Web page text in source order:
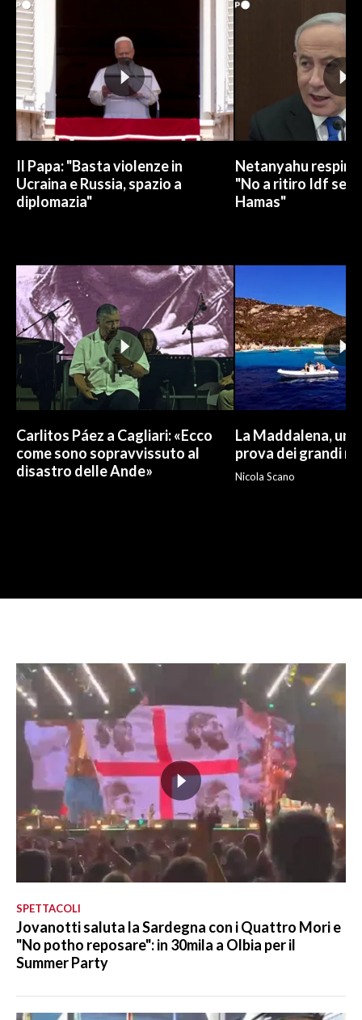
Il Papa: "Basta violenze in
Ucraina e Russia, spazio a
diplomazia"
Netanyahu
"No a ritiro Idf
Hamas"
Carlitos Páez a Cagliari: «Ecco
come sono sopravvissuto al
disastro delle Ande»
La Maddalena, un
prova dei grandi
Nicola Scano
SPETTACOLI
Jovanotti saluta la Sardegna con i Quattro Mori e
"No potho reposare": in 30mila a Olbia per il
Summer Party